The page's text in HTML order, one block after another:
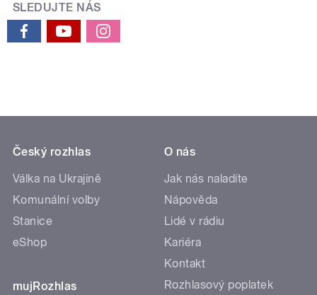
SLEDUJTE NÁS
Český rozhlas
Válka na Ukrajině
Komunální volby
Stanice
eShop
mujRozhlas
O nás
Jak nás naladíte
Nápověda
Lidé v rádiu
Kariéra
Kontakt
Rozhlasový poplatek